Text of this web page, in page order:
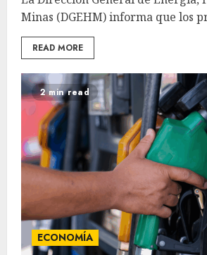
Minas (DGEHM) informa que los
READ MORE
2 min read
ECONOMÍA